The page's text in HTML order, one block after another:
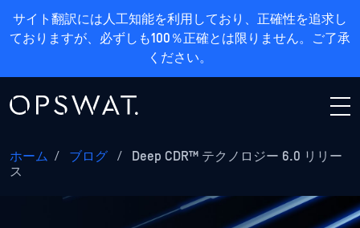
サイト翻訳には人工知能を利用しており、正確性を追求し
ておりますが、必ずしも100％正確とは限りません。ご了承
ください。
ホーム / ブログ /
Deep CDR™ テクノロジー 6.0 リリー
ス